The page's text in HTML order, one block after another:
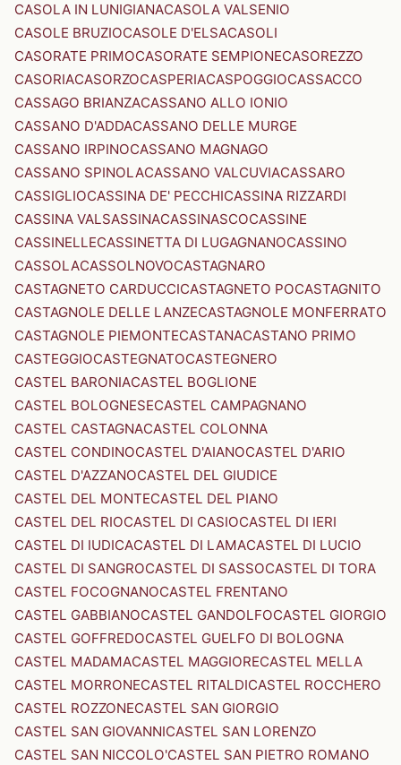
CASOLA IN LUNIGIANACASOLA VALSENIO
CASOLE BRUZIOCASOLE D'ELSACASOLI
CASORATE PRIMOCASORATE SEMPIONECASOREZZO
CASORIACASORZOCASPERIACASPOGGIOCASSACCO
CASSAGO BRIANZACASSANO ALLO IONIO
CASSANO D'ADDACASSANO DELLE MURGE
CASSANO IRPINOCASSANO MAGNAGO
CASSANO SPINOLACASSANO VALCUVIACASSARO
CASSIGLIOCASSINA DE' PECCHICASSINA RIZZARDI
CASSINA VALSASSINACASSINASCOCASSINE
CASSINELLECASSINETTA DI LUGAGNANOCASSINO
CASSOLACASSOLNOVOCASTAGNARO
CASTAGNETO CARDUCCICASTAGNETO POCASTAGNITO
CASTAGNOLE DELLE LANZECASTAGNOLE MONFERRATO
CASTAGNOLE PIEMONTECASTANACASTANO PRIMO
CASTEGGIOCASTEGNATOCASTEGNERO
CASTEL BARONIACASTEL BOGLIONE
CASTEL BOLOGNESECASTEL CAMPAGNANO
CASTEL CASTAGNACASTEL COLONNA
CASTEL CONDINOCASTEL D'AIANOCASTEL D'ARIO
CASTEL D'AZZANOCASTEL DEL GIUDICE
CASTEL DEL MONTECASTEL DEL PIANO
CASTEL DEL RIOCASTEL DI CASIOCASTEL DI IERI
CASTEL DI IUDICACASTEL DI LAMACASTEL DI LUCIO
CASTEL DI SANGROCASTEL DI SASSOCASTEL DI TORA
CASTEL FOCOGNANOCASTEL FRENTANO
CASTEL GABBIANOCASTEL GANDOLFOCASTEL GIORGIO
CASTEL GOFFREDOCASTEL GUELFO DI BOLOGNA
CASTEL MADAMACASTEL MAGGIORECASTEL MELLA
CASTEL MORRONECASTEL RITALDICASTEL ROCCHERO
CASTEL ROZZONECASTEL SAN GIORGIO
CASTEL SAN GIOVANNICASTEL SAN LORENZO
CASTEL SAN NICCOLO'CASTEL SAN PIETRO ROMANO